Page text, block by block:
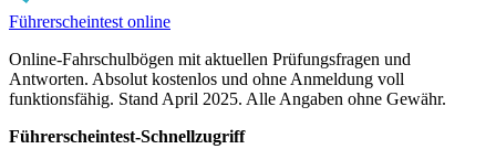
Führerscheintest online
Online-Fahrschulbögen mit aktuellen Prüfungsfragen und
Antworten. Absolut kostenlos und ohne Anmeldung voll
funktionsfähig. Stand April 2025. Alle Angaben ohne Gewähr.
Führerscheintest-Schnellzugriff